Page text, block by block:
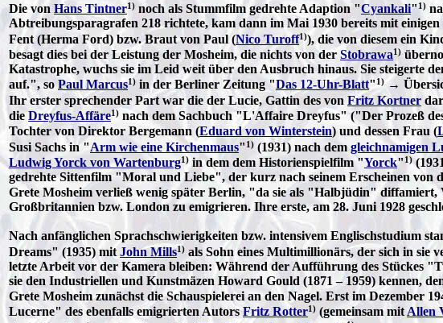
Die von Hans Tintner1) noch als Stummfilm gedrehte Adaption "Cyankali" 1)
Abtreibungsparagrafen 218 richtete, kam dann im Mai 1930 bereits mit
Fent (Herma Ford) bzw. Braut von Paul (Nico Turoff1)), die von diesem ein
besagt dies bei der Leistung der Mosheim, die nichts von der Stobrawa1)
Katastrophe, wuchs sie im Leid weit über den Ausbruch hinaus. Sie steigerte
auf.", so Paul Marcus1) in der Berliner Zeitung "Das 12-Uhr-Blatt"1) →
Ihr erster sprechender Part war die der Lucie, Gattin des von Fritz Kortner
die Dreyfus-Affäre1) nach dem Sachbuch "L'Affaire Dreyfus" ("Der Prozeß
Tochter von Direktor Bergemann (Eduard von Winterstein) und dessen Frau (
Susi Sachs in "Arm wie eine Kirchenmaus" 1) (1931) nach dem gleichnamigen
Ludwig Yorck von Wartenburg1) in dem dem Historienspielfilm "Yorck" 1)
gedrehte Sittenfilm "Moral und Liebe", der kurz nach seinem Erscheinen von
Grete Mosheim verließ wenig später Berlin, "da sie als "Halbjüdin" diffamiert,
Großbritannien bzw. London zu emigrieren. Ihre erste, am 28. Juni 1928
Nach anfänglichen Sprachschwierigkeiten bzw. intensivem Englischstudium
Dreams" (1935) mit John Mills1) als Sohn eines Multimillionärs, der sich in sie
letzte Arbeit vor der Kamera bleiben: Während der Aufführung des Stückes
sie den Industriellen und Kunstmäzen Howard Gould (1871 – 1959) kennen,
Grete Mosheim zunächst die Schauspielerei an den Nagel. Erst im Dezember
Lucerne" des ebenfalls emigrierten AutorsFritz Rotter1) (gemeinsam mit Allen